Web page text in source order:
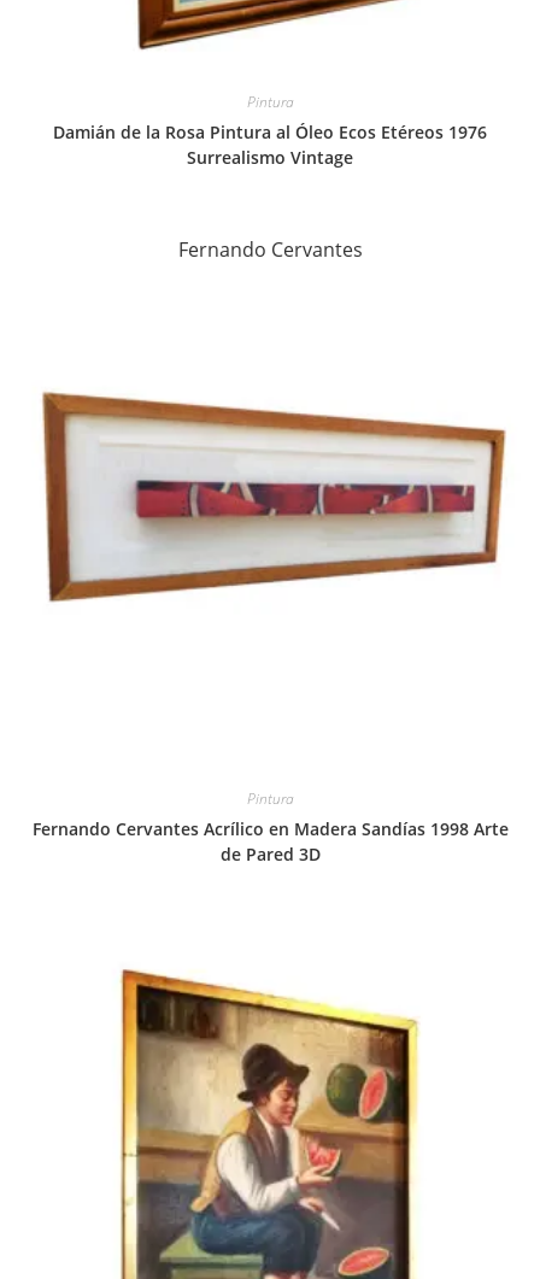
Pintura
Damián de la Rosa Pintura al Óleo Ecos Etéreos 1976
Surrealismo Vintage
Fernando Cervantes
Pintura
Fernando Cervantes Acrílico en Madera Sandías 1998 Arte
de Pared 3D